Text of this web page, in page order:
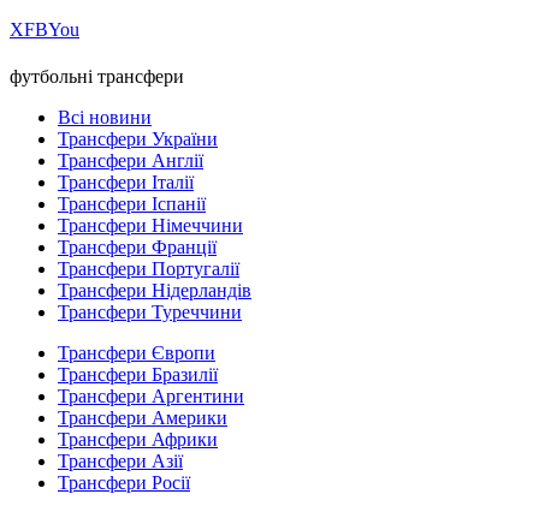
ХFBYou
футбольні трансфери
Всі новини
Трансфери України
Трансфери Англії
Трансфери Італії
Трансфери Іспанії
Трансфери Німеччини
Трансфери Франції
Трансфери Португалії
Трансфери Нідерландів
Трансфери Туреччини
Трансфери Європи
Трансфери Бразилії
Трансфери Аргентини
Трансфери Америки
Трансфери Африки
Трансфери Азії
Трансфери Росії